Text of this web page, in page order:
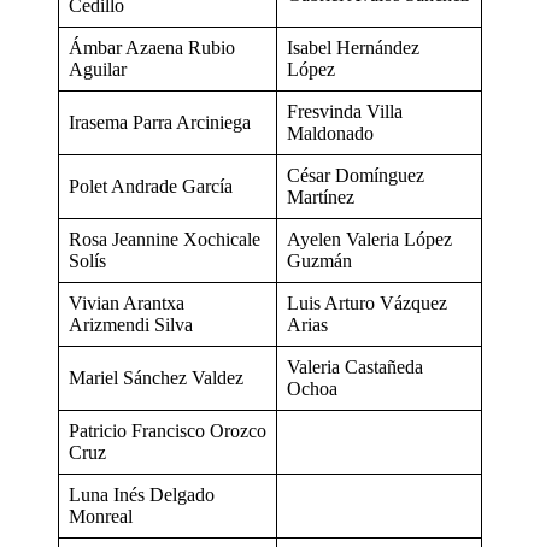
Cedillo
Ámbar Azaena Rubio
Aguilar
Isabel Hernández
López
Irasema Parra Arciniega
Fresvinda Villa
Maldonado
Polet Andrade García
César Domínguez
Martínez
Rosa Jeannine Xochicale
Solís
Ayelen Valeria López
Guzmán
Vivian Arantxa
Arizmendi Silva
Luis Arturo Vázquez
Arias
Mariel Sánchez Valdez
Valeria Castañeda
Ochoa
Patricio Francisco Orozco
Cruz
Luna Inés Delgado
Monreal